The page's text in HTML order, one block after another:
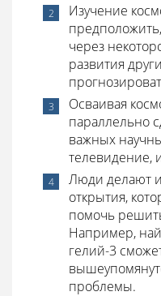
Изучение
через
развития
Осваивая
параллельно
важных
телевидение,
Люди делают
открытия,
помочь
Например,
гелий-3
проблемы.